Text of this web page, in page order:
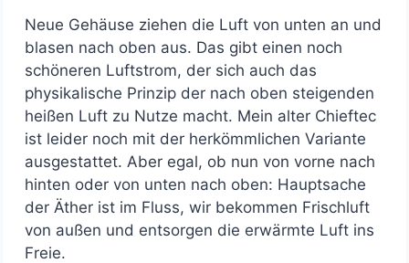
Neue Gehäuse ziehen die Luft von unten an und
blasen nach oben aus. Das gibt einen noch
schöneren Luftstrom, der sich auch das
physikalische Prinzip der nach oben steigenden
heißen Luft zu Nutze macht. Mein alter Chieftec
ist leider noch mit der herkömmlichen Variante
ausgestattet. Aber egal, ob nun von vorne nach
hinten oder von unten nach oben: Hauptsache
der Äther ist im Fluss, wir bekommen Frischluft
von außen und entsorgen die erwärmte Luft ins
Freie.